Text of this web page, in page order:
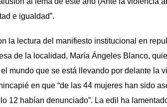
e igualdad”.
la lectura del manifiesto institucional en
de la localidad, María Ángeles Blanco,
mundo que se está llevando por delante la
en que “de las 44 mujeres han sido
12 habían denunciado”. La edil ha